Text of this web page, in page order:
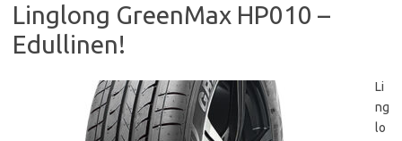
Linglong GreenMax HP010 –
Edullinen!
Li
ng
lo